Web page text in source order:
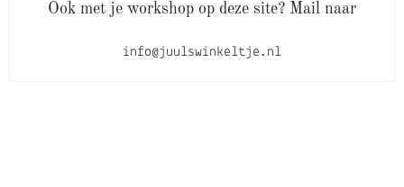
Ook met je workshop op deze site? Mail naar
info@juulswinkeltje.nl